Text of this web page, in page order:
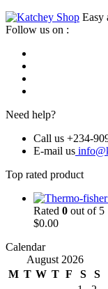
Easy
Follow us on :
Need help?
Call us +234-
E-mail us
Top rated product
Rated 0 out of 5
$0.00
Calendar
August 2026
M T W T F S
S